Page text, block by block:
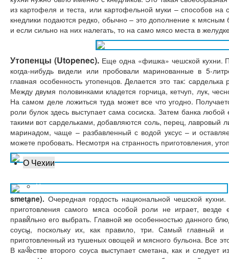
О Чехии
Национальная кухня
Русско-чешский разговорник
10 интересных фактов
Чешское пиво
История и культура
из картофеля и теста, или картофельной муки – способов
кнедлики подаются редко, обычно – это дополнение к
и если сильно на них налегать, то на само мясо места в
Утопенцы (Utopenec).Еще одна «фишка» чешской кухни.
когда-нибудь видели или пробовали маринованные в 5-
главная особенность утопенцов. Делается это так:
Между двумя половинками кладется горчица, кетчуп, лук,
На самом деле ложиться туда может все что угодно.
роли булок здесь выступает сама сосиска. Затем банка
такими вот сардельками, добавляются соль, перец, лавровый
маринадом, чаще – разбавленный с водой уксус – и
можете пробовать. Несмотря на странность приготовления,
smetane). Очередная гордость национальной чешской
приготовления самого мяса особой роли не играет, везде
правильно его выбрать. Главной же особенностью данного
соусы, поскольку их, как правило, три. Самый главный
приготовленный из тушеных овощей и мясного бульона. Все
В качестве второго соуса выступает сметана, как и